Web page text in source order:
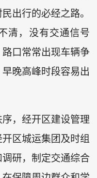
出行的必经之路。
清，没有交通信号
口常常出现车辆争
晚高峰时段容易出
，经开区建设管理
区城运集团及时组
研，制定交通综合